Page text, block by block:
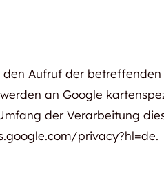
Aufruf der
an Google
der Verarbeitung
privacy?hl=de.